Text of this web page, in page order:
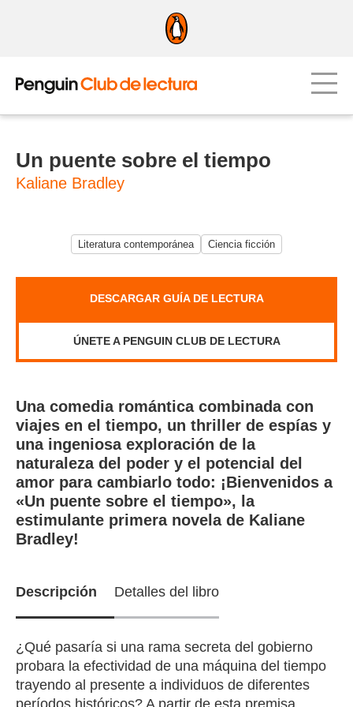
Literatura contemporánea Ciencia ficción
Un puente sobre el tiempo
Kaliane Bradley
DESCARGAR GUÍA DE LECTURA
ÚNETE A PENGUIN CLUB DE LECTURA
Una comedia romántica combinada con
viajes en el tiempo, un thriller de espías y
una ingeniosa exploración de la
naturaleza del poder y el potencial del
amor para cambiarlo todo: ¡Bienvenidos a
«Un puente sobre el tiempo», la
estimulante primera novela de Kaliane
Bradley!
Descripción Detalles del libro
¿Qué pasaría si una rama secreta del gobierno
probara la efectividad de una máquina del tiempo
trayendo al presente a individuos de diferentes
períodos históricos? A partir de esta premisa